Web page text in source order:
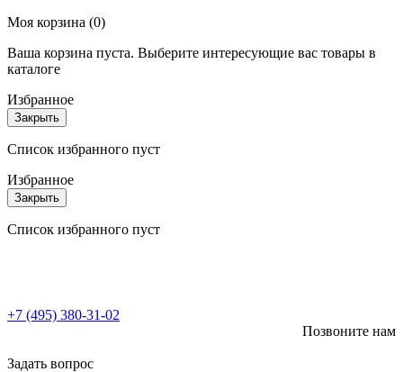
Моя корзина (0)
Ваша корзина пуста. Выберите интересующие вас товары в
каталоге
Избранное
Закрыть
Список избранного пуст
Избранное
Закрыть
Список избранного пуст
+7 (495) 380-31-02
Позвоните нам
Задать вопрос